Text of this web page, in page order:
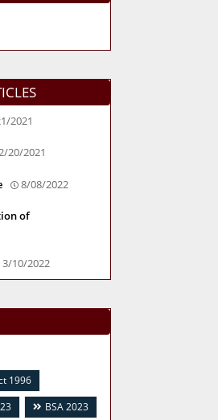
2021
20/2021
8/08/2022
of
3/10/2022
1996
BSA 2023